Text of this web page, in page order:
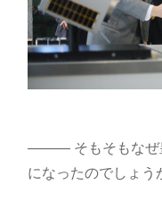
――― そもそもなぜ
になったのでしょう